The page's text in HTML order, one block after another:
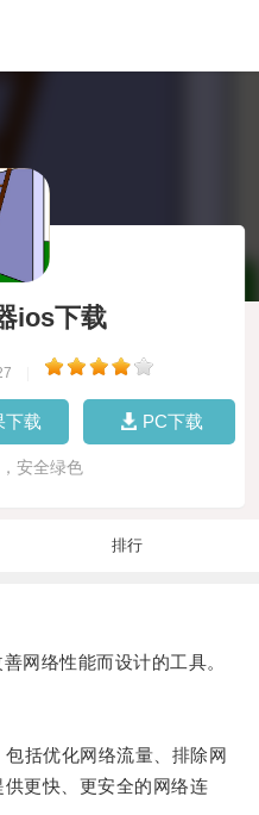
ios下载
下载 PC下载
安全绿色
排行
络性能而设计的工具。
括优化网络流量、排除网
更快、更安全的网络连